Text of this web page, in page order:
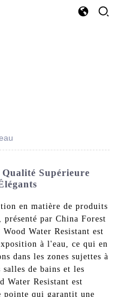
Supérieure
en matière de produits
par China Forest
Water Resistant est
à l'eau, ce qui en
dans les zones sujettes à
de bains et les
Water Resistant est
pointe qui garantit une